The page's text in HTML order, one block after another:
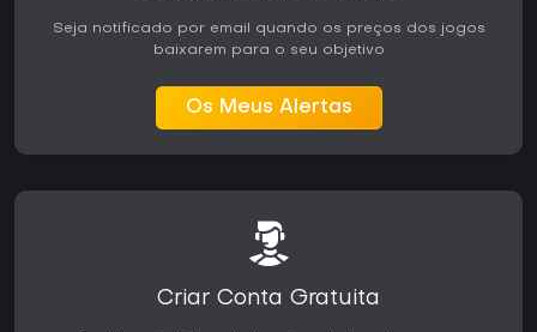
Seja notificado por email quando os preços dos jogos
baixarem para o seu objetivo
Os Meus Alertas
Criar Conta Gratuita